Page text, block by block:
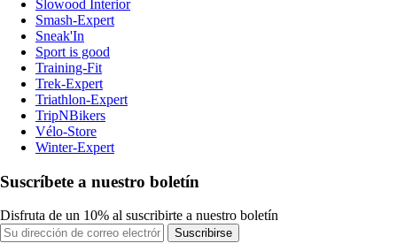
Slowood Interior
Smash-Expert
Sneak'In
Sport is good
Training-Fit
Trek-Expert
Triathlon-Expert
TripNBikers
Vélo-Store
Winter-Expert
Suscríbete a nuestro boletín
Disfruta de un 10% al suscribirte a nuestro boletín
Suscribirse